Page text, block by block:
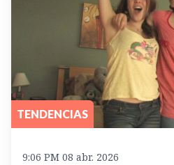
TENDENCIAS
9:06 PM 08 abr. 2026